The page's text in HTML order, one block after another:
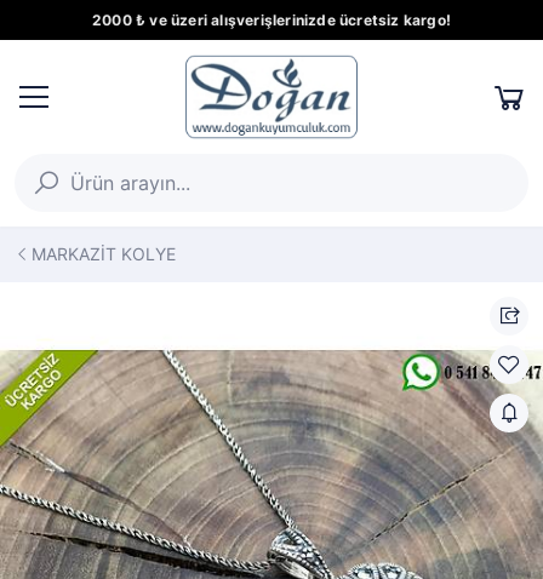
2000 ₺ ve üzeri alışverişlerinizde ücretsiz kargo!
MARKAZİT KOLYE